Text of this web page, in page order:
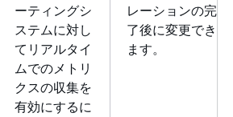
ーティングシ
ステムに対し
てリアルタイ
ムでのメトリ
クスの収集を
有効にするに
レーションの完
了後に変更でき
ます。